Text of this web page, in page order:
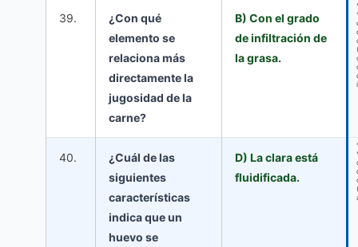
39.
¿Con qué
elemento se
relaciona más
directamente la
jugosidad de la
carne?
B) Con el grado
de infiltración de
la grasa.
40.
¿Cuál de las
siguientes
características
indica que un
huevo se
D) La clara está
fluidificada.